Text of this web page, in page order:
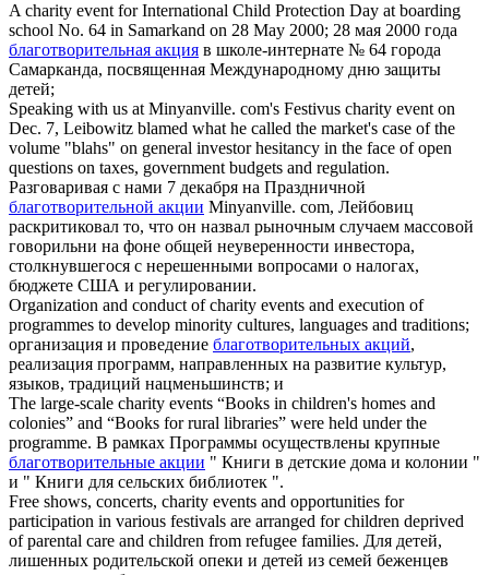
Acharity eventfor International Child Protection Day at boarding
school No. 64 in Samarkand on 28 May 2000; 28 мая 2000 года
благотворительная акция в школе-интернате № 64 города
Самарканда, посвященная Международному дню защиты
детей;
Speaking with us at Minyanville. com's Festivus charity eventon
Dec. 7, Leibowitz blamed what he called the market's case of the
volume "blahs" on general investor hesitancy in the face of open
questions on taxes, government budgets and regulation.
Разговаривая с нами 7 декабря на Праздничной
благотворительной акции Minyanville. com, Лейбовиц
раскритиковал то, что он назвал рыночным случаем массовой
говорильни на фоне общей неуверенности инвестора,
столкнувшегося с нерешенными вопросами о налогах,
бюджете США и регулировании.
Organization and conduct ofcharity events and execution of
programmes to develop minority cultures, languages and traditions;
организация и проведение благотворительных акций,
реализация программ, направленных на развитие культур,
языков, традиций нацменьшинств; и
The large-scale charity events “Books in children's homes and
colonies” and “Books for rural libraries” were held under the
programme. В рамках Программы осуществлены крупные
благотворительные акции " Книги в детские дома и колонии "
и " Книги для сельских библиотек ".
Free shows, concerts, charity events and opportunities for
participation in various festivals are arranged for children deprived
of parental care and children from refugee families. Для детей,
лишенных родительской опеки и детей из семей беженцев